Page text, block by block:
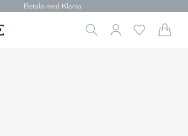
Betala med Klarna
Gratis frakt över 699 kr.